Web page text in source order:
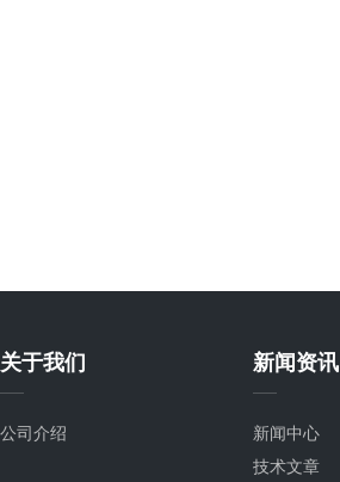
关于我们
公司介绍
新闻资讯
新闻中心
技术文章